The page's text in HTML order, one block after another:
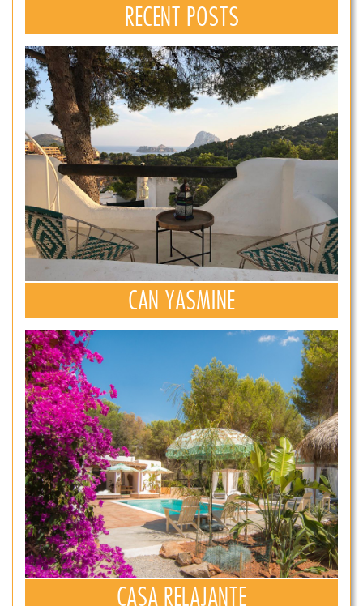
RECENT POSTS
CAN YASMINE
CASA RELAJANTE